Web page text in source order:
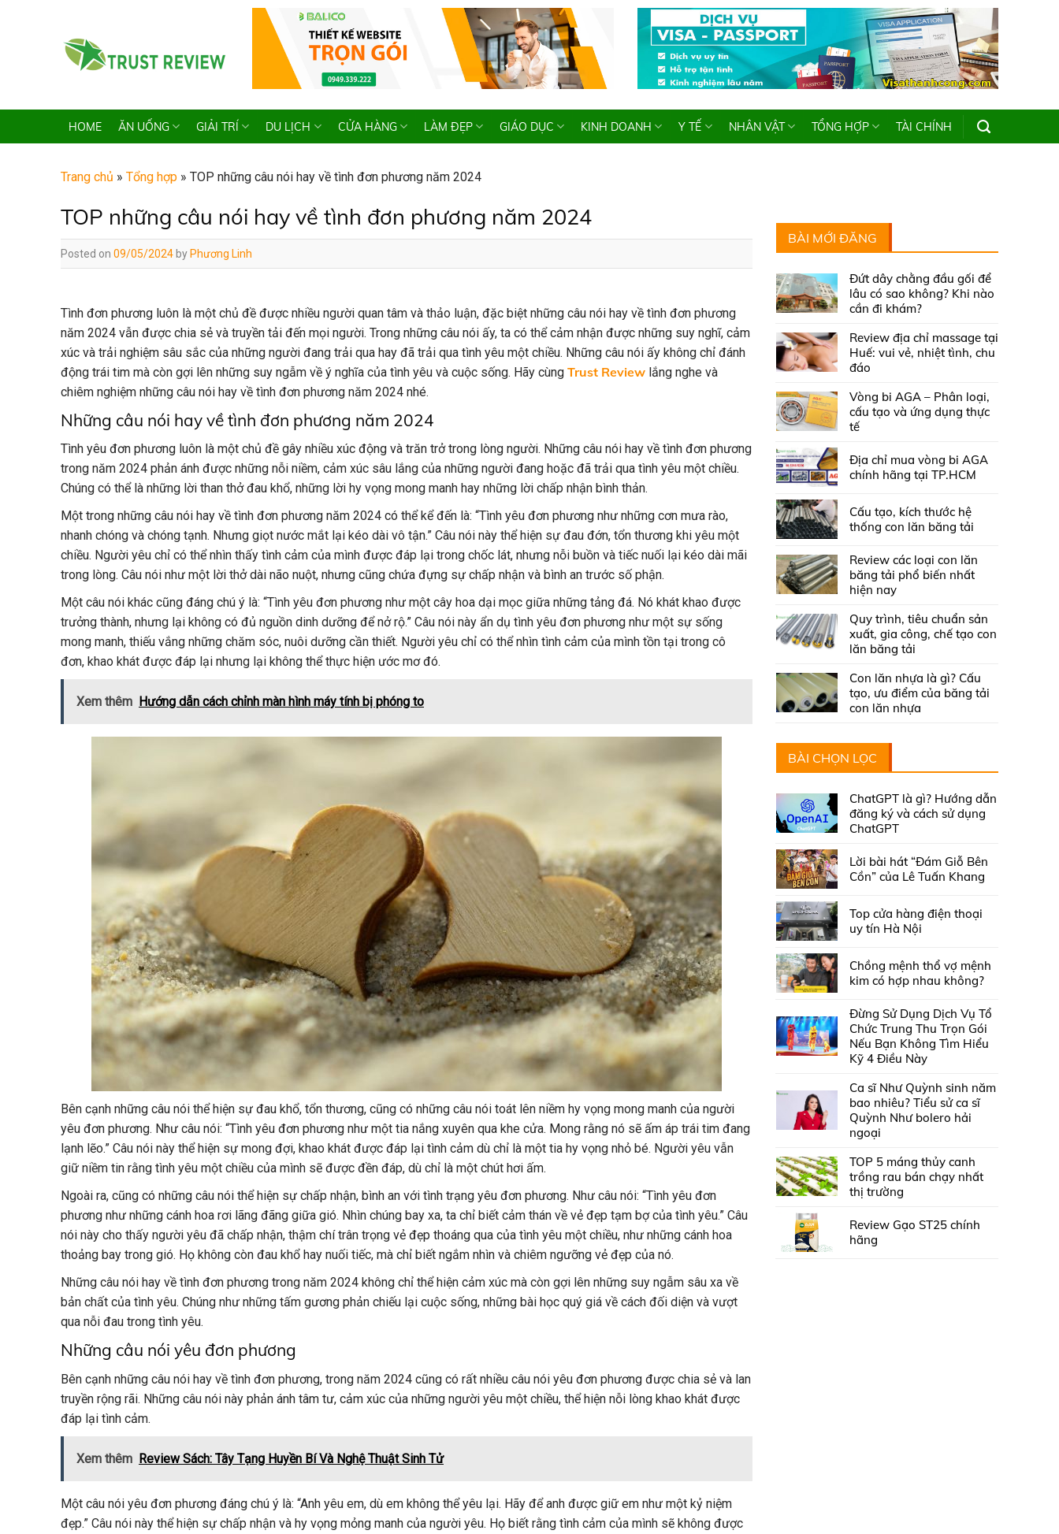
HOME ĂN UỐNG GIẢI TRÍ DU LỊCH CỬA HÀNG LÀM ĐẸP GIÁO DỤC KINH DOANH Y TẾ NHÂN VẬT TỔNG HỢP TÀI CHÍNH
Trang chủ » Tổng hợp » TOP những câu nói hay về tình đơn phương năm 2024
TOP những câu nói hay về tình đơn phương năm 2024
Posted on 09/05/2024 by Phương Linh
Tình đơn phương luôn là một chủ đề được nhiều người quan tâm và thảo luận, đặc biệt những câu nói hay về tình đơn phương
năm 2024 vẫn được chia sẻ và truyền tải đến mọi người. Trong những câu nói ấy, ta có thể cảm nhận được những suy nghĩ, cảm
xúc và trải nghiệm sâu sắc của những người đang trải qua hay đã trải qua tình yêu một chiều. Những câu nói ấy không chỉ đánh
động trái tim mà còn gợi lên những suy ngẫm về ý nghĩa của tình yêu và cuộc sống. Hãy cùng Trust Review lắng nghe và
chiêm nghiệm những câu nói hay về tình đơn phương năm 2024 nhé.
Những câu nói hay về tình đơn phương năm 2024
Tình yêu đơn phương luôn là một chủ đề gây nhiều xúc động và trăn trở trong lòng người. Những câu nói hay về tình đơn phương
trong năm 2024 phản ánh được những nỗi niềm, cảm xúc sâu lắng của những người đang hoặc đã trải qua tình yêu một chiều.
Chúng có thể là những lời than thở đau khổ, những lời hy vọng mong manh hay những lời chấp nhận bình thản.
Một trong những câu nói hay về tình đơn phương năm 2024 có thể kể đến là: “Tình yêu đơn phương như những cơn mưa rào,
nhanh chóng và chóng tạnh. Nhưng giọt nước mắt lại kéo dài vô tận.” Câu nói này thể hiện sự đau đớn, tổn thương khi yêu một
chiều. Người yêu chỉ có thể nhìn thấy tình cảm của mình được đáp lại trong chốc lát, nhưng nỗi buồn và tiếc nuối lại kéo dài mãi
trong lòng. Câu nói như một lời thở dài não nuột, nhưng cũng chứa đựng sự chấp nhận và bình an trước số phận.
Một câu nói khác cũng đáng chú ý là: “Tình yêu đơn phương như một cây hoa dại mọc giữa những tảng đá. Nó khát khao được
trưởng thành, nhưng lại không có đủ nguồn dinh dưỡng để nở rộ.” Câu nói này ẩn dụ tình yêu đơn phương như một sự sống
mong manh, thiếu vắng những chăm sóc, nuôi dưỡng cần thiết. Người yêu chỉ có thể nhìn tình cảm của mình tồn tại trong cô
đơn, khao khát được đáp lại nhưng lại không thể thực hiện ước mơ đó.
Xem thêm Hướng dẫn cách chỉnh màn hình máy tính bị phóng to
Bên cạnh những câu nói thể hiện sự đau khổ, tổn thương, cũng có những câu nói toát lên niềm hy vọng mong manh của người
yêu đơn phương. Như câu nói: “Tình yêu đơn phương như một tia nắng xuyên qua khe cửa. Mong rằng nó sẽ ấm áp trái tim đang
lạnh lẽo.” Câu nói này thể hiện sự mong đợi, khao khát được đáp lại tình cảm dù chỉ là một tia hy vọng nhỏ bé. Người yêu vẫn
giữ niềm tin rằng tình yêu một chiều của mình sẽ được đền đáp, dù chỉ là một chút hơi ấm.
Ngoài ra, cũng có những câu nói thể hiện sự chấp nhận, bình an với tình trạng yêu đơn phương. Như câu nói: “Tình yêu đơn
phương như những cánh hoa rơi lãng đãng giữa gió. Nhìn chúng bay xa, ta chỉ biết cảm thán về vẻ đẹp tạm bợ của tình yêu.” Câu
nói này cho thấy người yêu đã chấp nhận, thậm chí trân trọng vẻ đẹp thoáng qua của tình yêu một chiều, như những cánh hoa
thoảng bay trong gió. Họ không còn đau khổ hay nuối tiếc, mà chỉ biết ngắm nhìn và chiêm ngưỡng vẻ đẹp của nó.
Những câu nói hay về tình đơn phương trong năm 2024 không chỉ thể hiện cảm xúc mà còn gợi lên những suy ngẫm sâu xa về
bản chất của tình yêu. Chúng như những tấm gương phản chiếu lại cuộc sống, những bài học quý giá về cách đối diện và vượt
qua nỗi đau trong tình yêu.
Những câu nói yêu đơn phương
Bên cạnh những câu nói hay về tình đơn phương, trong năm 2024 cũng có rất nhiều câu nói yêu đơn phương được chia sẻ và lan
truyền rộng rãi. Những câu nói này phản ánh tâm tư, cảm xúc của những người yêu một chiều, thể hiện nỗi lòng khao khát được
đáp lại tình cảm.
Xem thêm Review Sách: Tây Tạng Huyền Bí Và Nghệ Thuật Sinh Tử
Một câu nói yêu đơn phương đáng chú ý là: “Anh yêu em, dù em không thể yêu lại. Hãy để anh được giữ em như một kỷ niệm
đẹp.” Câu nói này thể hiện sự chấp nhận và hy vọng mỏng manh của người yêu. Họ biết rằng tình cảm của mình sẽ không được
BÀI MỚI ĐĂNG
Đứt dây chằng đầu gối để
lâu có sao không? Khi nào
cần đi khám?
Review địa chỉ massage tại
Huế: vui vẻ, nhiệt tình, chu
đáo
Vòng bi AGA – Phân loại,
cấu tạo và ứng dụng thực
tế
Địa chỉ mua vòng bi AGA
chính hãng tại TP.HCM
Cấu tạo, kích thước hệ
thống con lăn băng tải
Review các loại con lăn
băng tải phổ biến nhất
hiện nay
Quy trình, tiêu chuẩn sản
xuất, gia công, chế tạo con
lăn băng tải
Con lăn nhựa là gì? Cấu
tạo, ưu điểm của băng tải
con lăn nhựa
BÀI CHỌN LỌC
ChatGPT là gì? Hướng dẫn
đăng ký và cách sử dụng
ChatGPT
Lời bài hát “Đám Giỗ Bên
Cồn” của Lê Tuấn Khang
Top cửa hàng điện thoại
uy tín Hà Nội
Chồng mệnh thổ vợ mệnh
kim có hợp nhau không?
Đừng Sử Dụng Dịch Vụ Tổ
Chức Trung Thu Trọn Gói
Nếu Bạn Không Tìm Hiểu
Kỹ 4 Điều Này
Ca sĩ Như Quỳnh sinh năm
bao nhiêu? Tiểu sử ca sĩ
Quỳnh Như bolero hải
ngoại
TOP 5 máng thủy canh
trồng rau bán chạy nhất
thị trường
Review Gạo ST25 chính
hãng